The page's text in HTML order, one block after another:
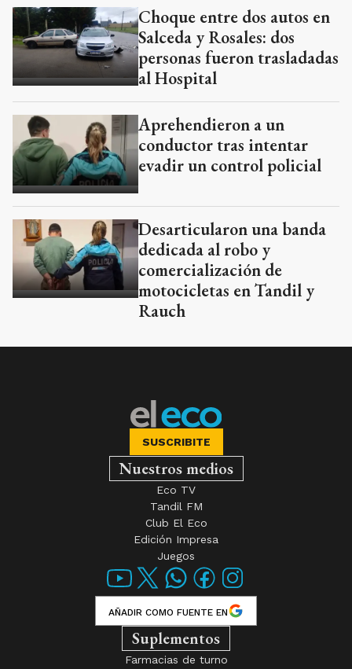
Choque entre dos autos en
Salceda y Rosales: dos
personas fueron trasladadas
al Hospital
Aprehendieron a un
conductor tras intentar
evadir un control policial
Desarticularon una banda
dedicada al robo y
comercialización de
motocicletas en Tandil y
Rauch
SUSCRIBITE
Nuestros medios
Eco TV
Tandil FM
Club El Eco
Edición Impresa
Juegos
AÑADIR COMO FUENTE EN
Suplementos
Farmacias de turno